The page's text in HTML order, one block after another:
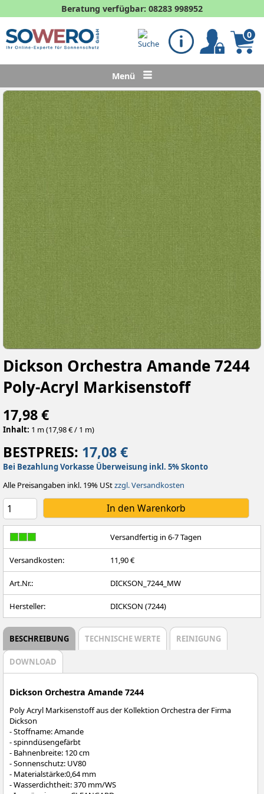
Beratung verfügbar: 08283 998952
0
Menü
Dickson Orchestra Amande 7244
Poly-Acryl Markisenstoff
17,98 €
Inhalt: 1 m (17,98 € / 1 m)
BESTPREIS: 17,08 €
Bei Bezahlung Vorkasse Überweisung inkl. 5% Skonto
Alle Preisangaben inkl. 19% UStzzgl. Versandkosten
Versandfertig in 6-7 Tagen
Versandkosten: 11,90 €
Art.Nr.: DICKSON_7244_MW
Hersteller: DICKSON (7244)
BESCHREIBUNG TECHNISCHE WERTE REINIGUNG
DOWNLOAD
Dickson Orchestra Amande 7244
Poly Acryl Markisenstoff aus der Kollektion Orchestra der Firma
Dickson
- Stoffname: Amande
- spinndüsengefärbt
- Bahnenbreite: 120 cm
- Sonnenschutz: UV80
- Materialstärke:0,64 mm
- Wasserdichtheit: 370 mm/WS